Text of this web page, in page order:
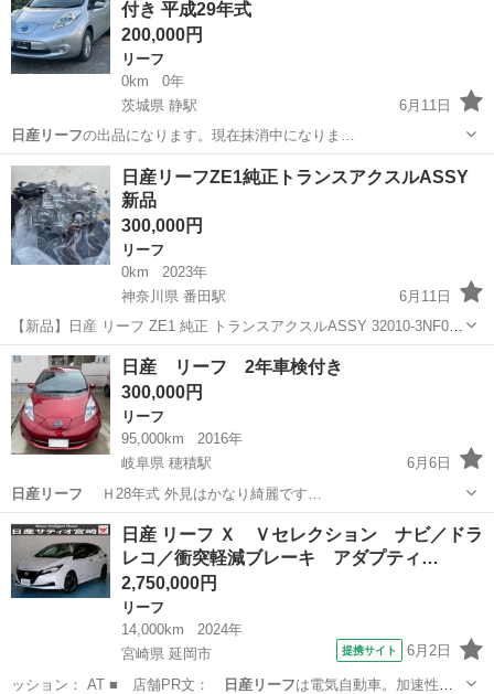
走れました。 乗り換えを検討...
付き 平成29年式
200,000円
リーフ
0km
0年
茨城県 静駅
6月11日
日産リーフの出品になります。現在抹消中になりま…
茨城 東茨城郡 静駅 リーフ
日産リーフZE1純正トランスアクスルASSY
新品
300,000円
リーフ
0km
2023年
神奈川県 番田駅
6月11日
【新品】日産 リーフ ZE1 純正 トランスアクスルASSY 32010-3NF0B
OEM 日産純正 トランスアクスルASSYです。 品番：32010-3NF0B コ
ード：3NF0B 新品・未使用品となります。 D...
神奈川 相模原市 番田駅 リーフ
日産 リーフ 2年車検付き
300,000円
リーフ
95,000km
2016年
岐阜県 穂積駅
6月6日
日産リーフ Ｈ28年式 外見はかなり綺麗です…
岐阜 岐阜市 穂積駅 日産リーフ
日産 リーフ Ｘ Ｖセレクション ナビ／ドラ
レコ／衝突軽減ブレーキ アダプティ…
2,750,000円
リーフ
14,000km
2024年
宮崎県 延岡市
提携サイト 6月2日
ッション： AT ■ 店舗PR文： 日産リーフは電気自動車。加速性